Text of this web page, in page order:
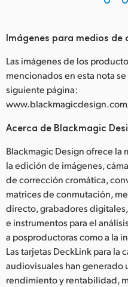
Imágenes para medios de
Las imágenes de los
mencionados en esta nota
siguiente página:
Acerca de Blackmagic
Blackmagic Design ofrece la
la edición de imágenes,
de corrección cromática,
matrices de conmutación,
directo, grabadores
e instrumentos para el
a posproductoras como a la
Las tarjetas DeckLink para la
audiovisuales han generado
rendimiento y rentabilidad,